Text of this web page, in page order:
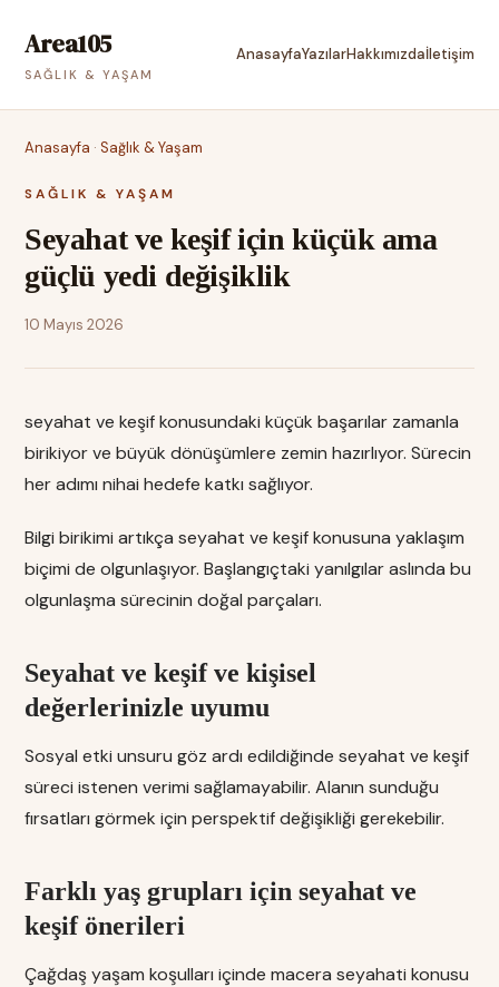
Area105
SAĞLIK & YAŞAM
AnasayfaYazılarHakkımızdaİletişim
Anasayfa · Sağlık & Yaşam
SAĞLIK & YAŞAM
Seyahat ve keşif için küçük ama
güçlü yedi değişiklik
10 Mayıs 2026
seyahat ve keşif konusundaki küçük başarılar zamanla
birikiyor ve büyük dönüşümlere zemin hazırlıyor. Sürecin
her adımı nihai hedefe katkı sağlıyor.
Bilgi birikimi artıkça seyahat ve keşif konusuna yaklaşım
biçimi de olgunlaşıyor. Başlangıçtaki yanılgılar aslında bu
olgunlaşma sürecinin doğal parçaları.
Seyahat ve keşif ve kişisel
değerlerinizle uyumu
Sosyal etki unsuru göz ardı edildiğinde seyahat ve keşif
süreci istenen verimi sağlamayabilir. Alanın sunduğu
fırsatları görmek için perspektif değişikliği gerekebilir.
Farklı yaş grupları için seyahat ve
keşif önerileri
Çağdaş yaşam koşulları içinde macera seyahati konusu